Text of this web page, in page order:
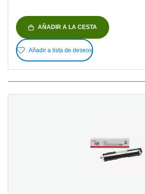
AÑADIR A LA CESTA
Añadir a lista de deseos